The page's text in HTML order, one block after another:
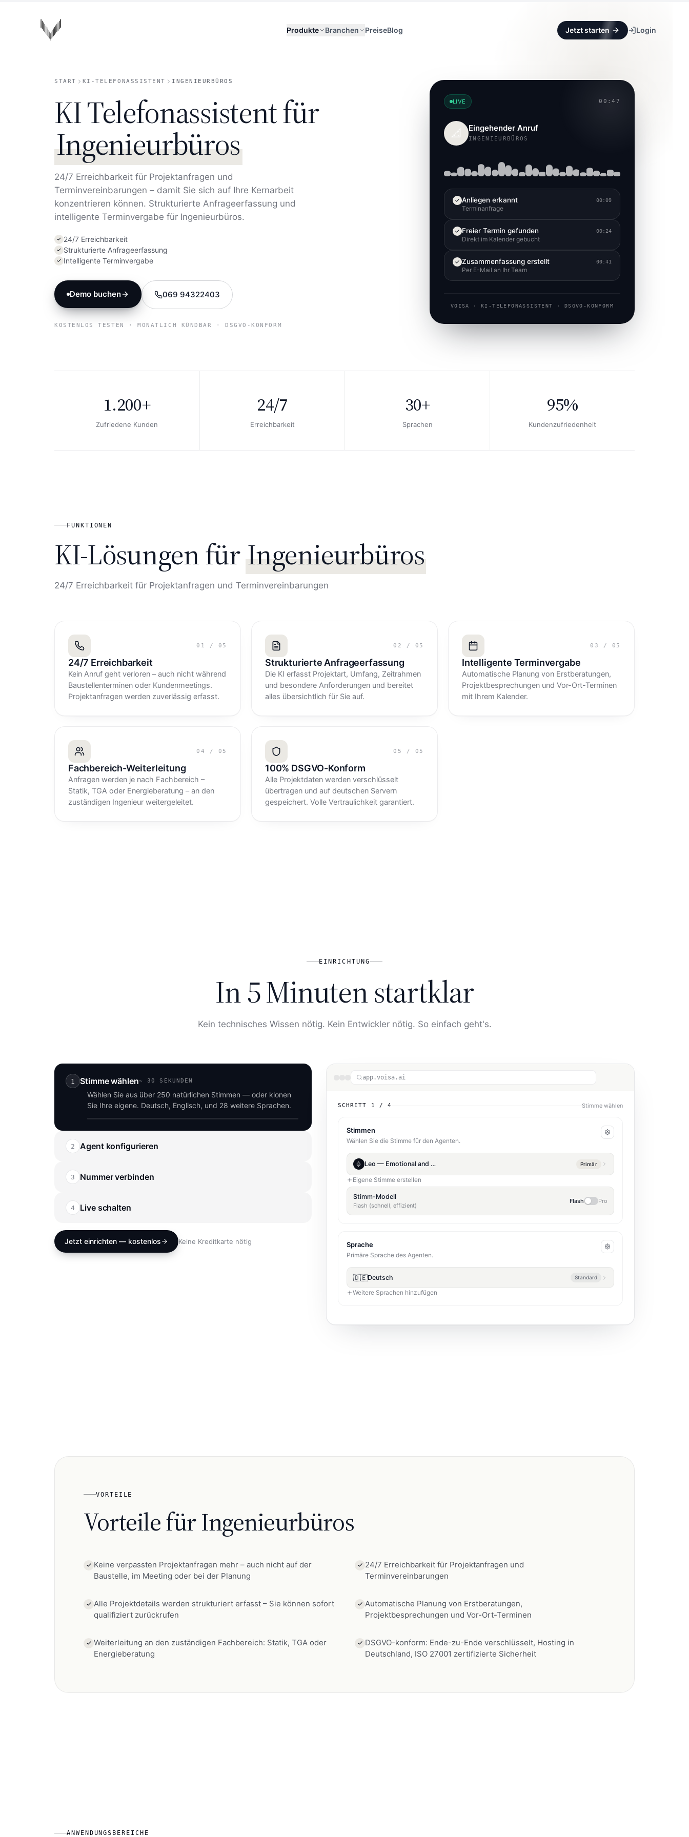
VOISA
Produkte Branchen PreiseBlog Jetzt starten Login
START KI-TELEFONASSISTENT INGENIEURBÜROS
KI Telefonassistent für
Ingenieurbüros
24/7 Erreichbarkeit für Projektanfragen und
Terminvereinbarungen – damit Sie sich auf Ihre Kernarbeit
konzentrieren können. Strukturierte Anfrageerfassung und
intelligente Terminvergabe für Ingenieurbüros.
24/7 Erreichbarkeit
Strukturierte Anfrageerfassung
Intelligente Terminvergabe
Demo buchen 069 94322403
KOSTENLOS TESTEN · MONATLICH KÜNDBAR · DSGVO-KONFORM
LIVE 00:47
📐 Eingehender Anruf
INGENIEURBÜROS
Anliegen erkannt
Terminanfrage
00:09
Freier Termin gefunden
Direkt im Kalender gebucht
00:24
Zusammenfassung erstellt
Per E-Mail an Ihr Team
00:41
VOISA · KI-TELEFONASSISTENT · DSGVO-KONFORM
1.200+
Zufriedene Kunden
24/7
Erreichbarkeit
30+
Sprachen
95%
Kundenzufriedenheit
FUNKTIONEN
KI-Lösungen fürIngenieurbüros
24/7 Erreichbarkeit für Projektanfragen und Terminvereinbarungen
01 / 05
24/7 Erreichbarkeit
Kein Anruf geht verloren – auch nicht während
Baustellenterminen oder Kundenmeetings.
Projektanfragen werden zuverlässig erfasst.
02 / 05
Strukturierte Anfrageerfassung
Die KI erfasst Projektart, Umfang, Zeitrahmen
und besondere Anforderungen und bereitet
alles übersichtlich für Sie auf.
03 / 05
Intelligente Terminvergabe
Automatische Planung von Erstberatungen,
Projektbesprechungen und Vor-Ort-Terminen
mit Ihrem Kalender.
04 / 05
Fachbereich-Weiterleitung
Anfragen werden je nach Fachbereich –
Statik, TGA oder Energieberatung – an den
zuständigen Ingenieur weitergeleitet.
05 / 05
100% DSGVO-Konform
Alle Projektdaten werden verschlüsselt
übertragen und auf deutschen Servern
gespeichert. Volle Vertraulichkeit garantiert.
EINRICHTUNG
In 5 Minuten startklar
Kein technisches Wissen nötig. Kein Entwickler nötig. So einfach geht's.
1 Stimme wählen 30 SEKUNDEN
Wählen Sie aus über 250 natürlichen Stimmen — oder klonen
Sie Ihre eigene. Deutsch, Englisch, und 28 weitere Sprachen.
Agent konfigurieren 2 MINUTEN
3 Nummer verbinden
4 Live schalten
jedes Gespräch live im Dashboard mit.
Jetzt einrichten — kostenlos
Keine Kreditkarte nötig
app.voisa.ai
SCHRITT 2 /4 Agent konfigurieren
Agent
Beschreiben Sie in einem Satz, was er tun soll.
„Du bist die Empfangsstimme von
beantworte Fragen zu Öffnungszeiten und leite Notfälle ans Team weiter."
Termine buchen
Freundlich
Vorteile für
Keine verpassten Projektanfragen mehr – auch nicht auf der
Alle Projektdetails werden strukturiert erfasst – Sie können sofort
Automatische Planung von Erstberatungen,
Weiterleitung an den zuständigen Fachbereich: Statik, TGA oder
DSGVO-konform: Ende-zu-Ende verschlüsselt, Hosting in